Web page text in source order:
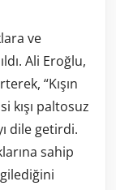
ve
Ali Eroğlu,
“Kışın
kışı paltosuz
dile getirdi.
sahip